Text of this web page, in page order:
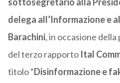
sottosegretario alla
delega all’Informazione e
Barachini, in occasione
del terzo rapporto Ital
titolo “Disinformazione e